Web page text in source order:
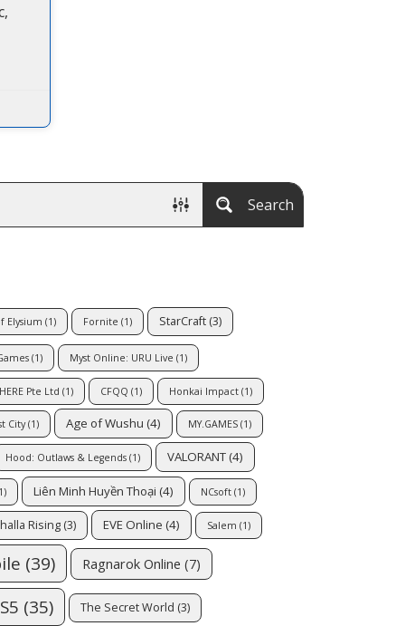
Search
Elysium (1) Fornite (1) StarCraft (3)
(1) Myst Online: URU Live (1)
Pte Ltd (1) CFQQ (1) Honkai Impact (1)
City(1) Age of Wushu (4) MY.GAMES (1)
Hood: Outlaws & Legends (1) VALORANT (4)
Liên Minh Huyền Thoại (4) NCsoft (1)
Rising (3) EVE Online (4) Salem (1)
(39) Ragnarok Online (7)
(35) The Secret World (3)